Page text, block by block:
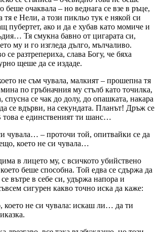
беше очаквала – но веднага се взе в ръце,
тя е Нели, а този пикльо тук е някой си
пубертет, ако и да е хубав като момиче и
Тя смукна бавно от цигарата си,
му и го изгледа дълго, мълчаливо.
се разтрепериха, слава Богу, че бяха
щеше да се издаде.
не съм чувала, малкият – прошепна тя
мина по гръбначния му стълб като точилка,
спусна се чак до долу, до опашката, накара
се вдърви, на секундата. Планът! Дръж се
е единственият ти шанс…
чувала… – проточи той, опитвайки се да
което не си чувала…
в лицето му, с всичкото убийствено
беше способна. Той едва се сдържа да
вътре в себе си, удържа напора и
сигурен какво точно иска да каже:
което не си чувала: искаш ли… да ти